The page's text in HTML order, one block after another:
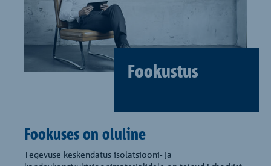
Fookustus
Fookuses on oluline
Tegevuse keskendatus isolatsiooni- ja